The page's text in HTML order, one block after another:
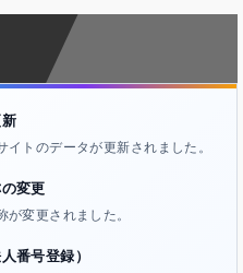
イトのデータが更新されました。
変更
が変更されました。
番号登録）